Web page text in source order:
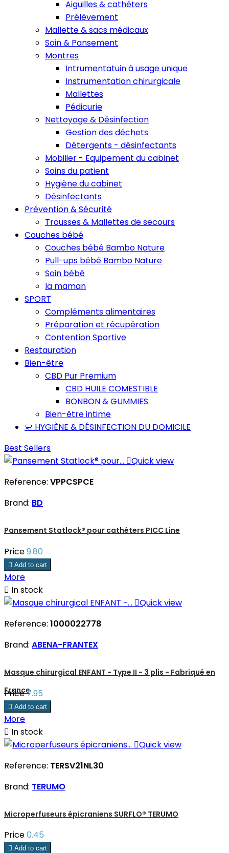
Aiguilles & cathéters
Prélèvement
Mallette & sacs médicaux
Soin & Pansement
Montres
Intrumentatuin à usage unique
Instrumentation chirurgicale
Mallettes
Pédicurie
Nettoyage & Désinfection
Gestion des déchets
Détergents - désinfectants
Mobilier - Equipement du cabinet
Soins du patient
Hygiène du cabinet
Désinfectants
Prévention & Sécurité
Trousses & Mallettes de secours
Couches bébé
Couches bébé Bambo Nature
Pull-ups bébé Bambo Nature
Soin bébé
la maman
SPORT
Compléments alimentaires
Préparation et récupération
Contention Sportive
Restauration
Bien-être
CBD Pur Premium
CBD HUILE COMESTIBLE
BONBON & GUMMIES
Bien-être intime
🧼 HYGIÈNE & DÉSINFECTION DU DOMICILE
Best Sellers
Quick view
Reference: VPPCSPCE
Brand: BD
Pansement Statlock® pour cathéters PICC Line
Price9.80
 Add to cart
More
 In stock
Quick view
Reference: 1000022778
Brand: ABENA-FRANTEX
Masque chirurgical ENFANT - Type II - 3 plis - Fabriqué en
France
Price7.95
 Add to cart
More
 In stock
Quick view
Reference: TERSV21NL30
Brand: TERUMO
Microperfuseurs épicraniens SURFLO® TERUMO
Price0.45
 Add to cart